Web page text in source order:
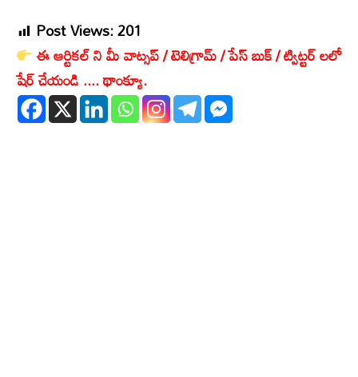
Post Views:201
ఈ ఆర్టికల్ ని మీ వాట్సప్ / టెలిగ్రామ్ / పేస్ బుక్ / ట్విట్టర్ లలో
షేర్ చేయండి .... థాంక్యూ.